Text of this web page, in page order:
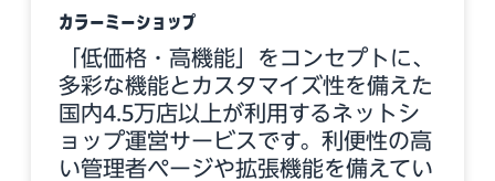
カラーミーショップ
「低価格・高機能」をコンセプトに、
多彩な機能とカスタマイズ性を備えた
国内4.5万店以上が利用するネットシ
ョップ運営サービスです。利便性の高
い管理者ページや拡張機能を備えてい